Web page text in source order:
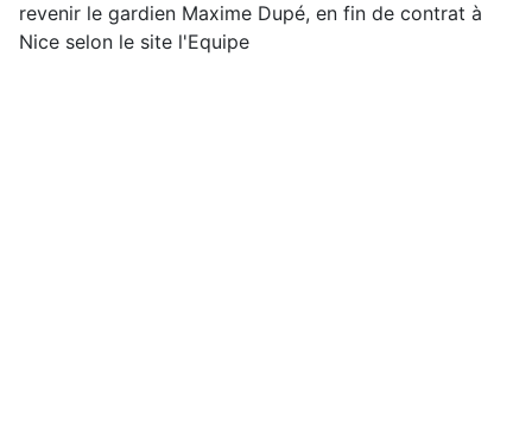
revenir le gardien Maxime Dupé, en fin de contrat à
Nice selon le site l'Equipe